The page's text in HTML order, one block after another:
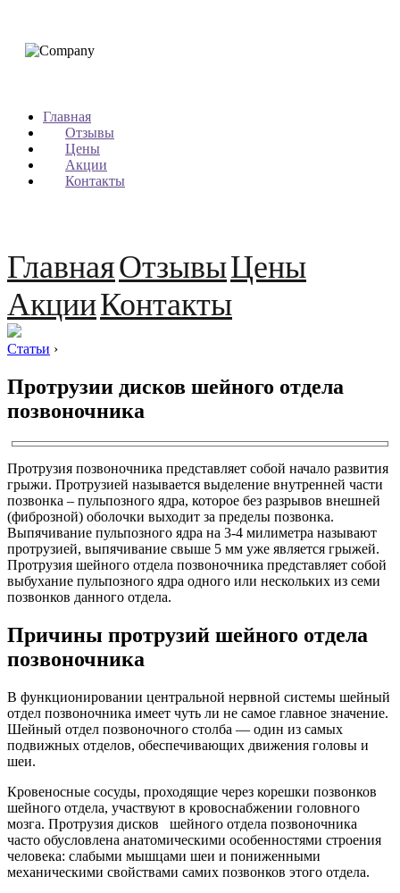
Главная
Отзывы
Цены
Акции
Контакты
ГлавнаяОтзывыЦены
АкцииКонтакты
Статьи ›
Протрузии дисков шейного отдела
позвоночника
Протрузия позвоночника представляет собой начало развития
грыжи. Протрузией называется выделение внутренней части
позвонка – пульпозного ядра, которое без разрывов внешней
(фиброзной) оболочки выходит за пределы позвонка.
Выпячивание пульпозного ядра на 3-4 милиметра называют
протрузией, выпячивание свыше 5 мм уже является грыжей.
Протрузия шейного отдела позвоночника представляет собой
выбухание пульпозного ядра одного или нескольких из семи
позвонков данного отдела.
Причины протрузий шейного отдела
позвоночника
В функционировании центральной нервной системы шейный
отдел позвоночника имеет чуть ли не самое главное значение.
Шейный отдел позвоночного столба — один из самых
подвижных отделов, обеспечивающих движения головы и
шеи.
Кровеносные сосуды, проходящие через корешки позвонков
шейного отдела, участвуют в кровоснабжении головного
мозга. Протрузия дисков шейного отдела позвоночника
часто обусловлена анатомическими особенностями строения
человека: слабыми мышцами шеи и пониженными
механическими свойствами самих позвонков этого отдела.